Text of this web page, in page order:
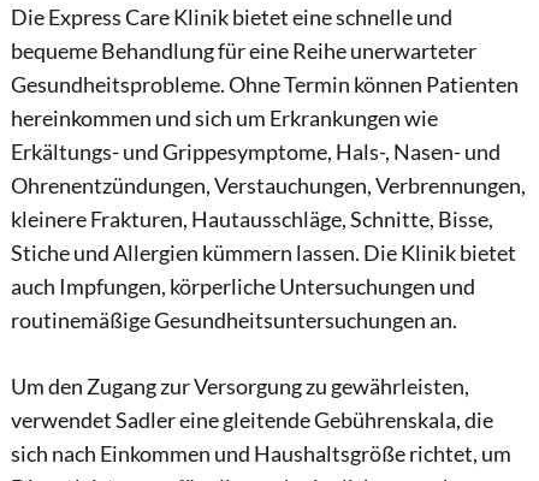
Die Express Care Klinik bietet eine schnelle und
bequeme Behandlung für eine Reihe unerwarteter
Gesundheitsprobleme. Ohne Termin können Patienten
hereinkommen und sich um Erkrankungen wie
Erkältungs- und Grippesymptome, Hals-, Nasen- und
Ohrenentzündungen, Verstauchungen, Verbrennungen,
kleinere Frakturen, Hautausschläge, Schnitte, Bisse,
Stiche und Allergien kümmern lassen. Die Klinik bietet
auch Impfungen, körperliche Untersuchungen und
routinemäßige Gesundheitsuntersuchungen an.
Um den Zugang zur Versorgung zu gewährleisten,
verwendet Sadler eine gleitende Gebührenskala, die
sich nach Einkommen und Haushaltsgröße richtet, um